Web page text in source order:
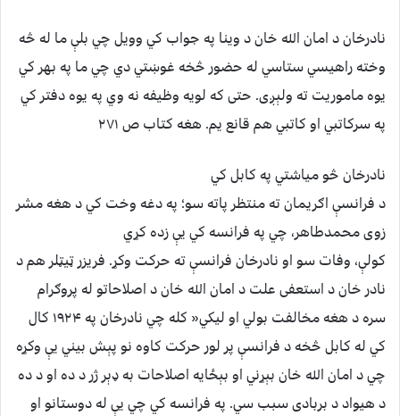
نادرخان د امان الله خان د وینا په جواب کي وویل چي بلې ما له څه
وخته راهیسي ستاسي له حضور څخه غوښتي دي چي ما په بهر کي
یوه ماموریت ته ولېږی. حتی که لویه وظیفه نه وي په یوه دفتر کي
په سرکاتبي او کاتبي هم قانع یم. هغه کتاب ص ۲۷۱
نادرخان څو میاشتي په کابل کي
د فرانسې اګریمان ته منتظر پاته سو؛ په دغه وخت کي د هغه مشر
زوی محمدطاهر، چي په فرانسه کي یې زده کړي
کولې، وفات سو او نادرخان فرانسې ته حرکت وکړ. فریزر ټیټلر هم د
نادر خان د استعفی علت د امان الله خان د اصلاحاتو له پروګرام
سره د هغه مخالفت بولي او لیکي« کله چي نادرخان په ۱۹۲۴ کال
کي له کابل څخه د فرانسې پر لور حرکت کاوه نو پېش بیني یې وکړه
چي د امان الله خان بېړني او بېځایه اصلاحات به ډېر ژر د ده او د ده
د هیواد د بربادی سبب سي. په فرانسه کي چي یې له دوستانو او